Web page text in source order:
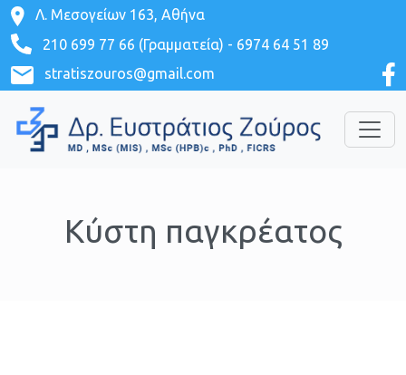
Λ. Μεσογείων 163, Αθήνα
210 699 77 66 (Γραμματεία) - 6974 64 51 89
stratiszouros@gmail.com
Κύστη παγκρέατος